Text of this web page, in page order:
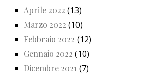
Aprile 2022 (13)
Marzo 2022 (10)
Febbraio 2022 (12)
Gennaio 2022 (10)
Dicembre 2021(7)